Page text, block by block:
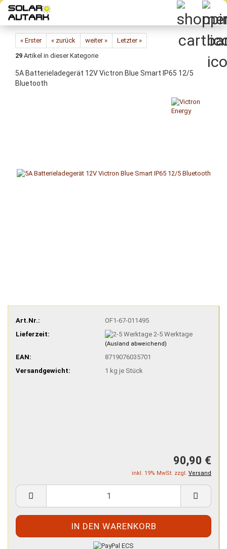
Direkt
zum
Hauptinhalt
« Erster « zurück weiter »
Letzter »
29 Artikel in dieser Kategorie
5A Batterieladegerät 12V Victron Blue Smart IP65 12/5
Bluetooth
Art.Nr.:
OF1-67-011495
Lieferzeit:
2-5 Werktage
(Ausland abweichend)
EAN:
8719076035701
Versandgewicht:
1 kg je Stück
90,90 €
inkl. 19% MwSt. zzgl. Versand